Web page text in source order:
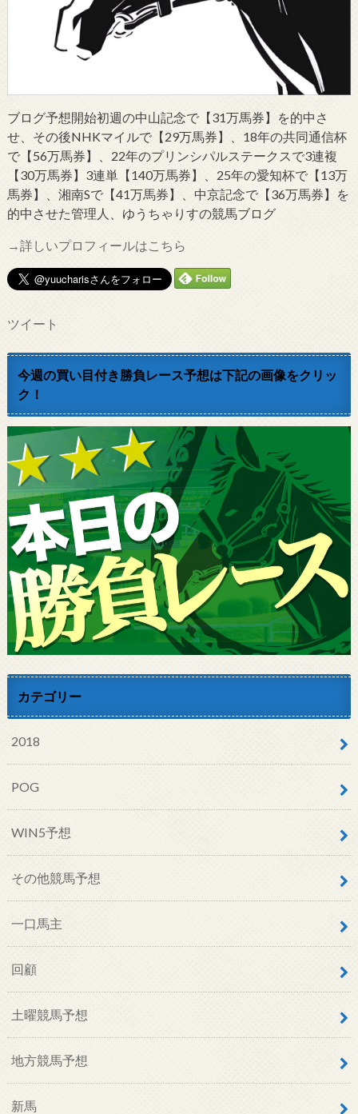
ブログ予想開始初週の中山記念で【31万馬券】を的中さ
せ、その後NHKマイルで【29万馬券】、18年の共同通信杯
で【56万馬券】、22年のプリンシパルステークスで3連複
【30万馬券】3連単【140万馬券】、25年の愛知杯で【13万
馬券】、湘南Sで【41万馬券】、中京記念で【36万馬券】を
的中させた管理人、ゆうちゃりすの競馬ブログ
→詳しいプロフィールはこちら
ツイート
今週の買い目付き勝負レース予想は下記の画像をクリッ
ク！
カテゴリー
2018
POG
WIN5予想
その他競馬予想
一口馬主
回顧
土曜競馬予想
地方競馬予想
新馬